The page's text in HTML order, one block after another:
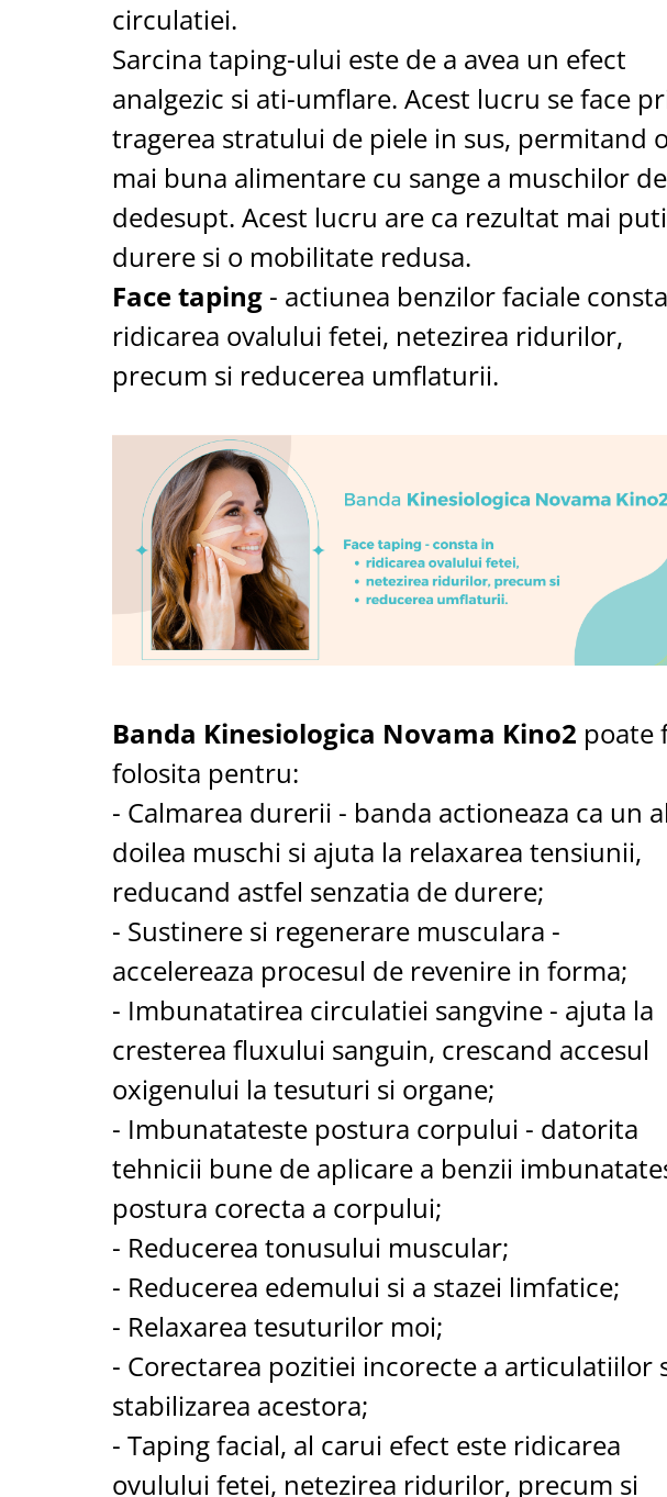
circulatiei.
Sarcina taping-ului este de a avea un efect
analgezic si ati-umflare. Acest lucru se face
tragerea stratului de piele in sus, permitand
mai buna alimentare cu sange a muschilor de
dedesupt. Acest lucru are ca rezultat mai
durere si o mobilitate redusa.
Face taping - actiunea benzilor faciale
ridicarea ovalului fetei, netezirea ridurilor,
precum si reducerea umflaturii.
Banda Kinesiologica Novama Kino2 poate
folosita pentru:
- Calmarea durerii - banda actioneaza ca un al
doilea muschi si ajuta la relaxarea tensiunii,
reducand astfel senzatia de durere;
- Sustinere si regenerare musculara -
accelereaza procesul de revenire in forma;
- Imbunatatirea circulatiei sangvine - ajuta la
cresterea fluxului sanguin, crescand accesul
oxigenului la tesuturi si organe;
- Imbunatateste postura corpului - datorita
tehnicii bune de aplicare a benzii
postura corecta a corpului;
- Reducerea tonusului muscular;
- Reducerea edemului si a stazei limfatice;
- Relaxarea tesuturilor moi;
- Corectarea pozitiei incorecte a articulatiilor
stabilizarea acestora;
- Taping facial, al carui efect este ridicarea
ovulului fetei, netezirea ridurilor, precum si